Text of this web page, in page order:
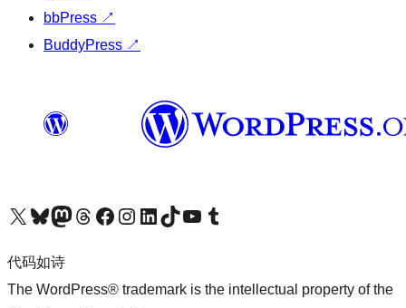
bbPress ↗
BuddyPress ↗
关注我们的 X（原 Twitter）账号访问我们的 Bluesky 账号关注我们的 Mastodon 账号访问我们的 Threads 账号 访问我们的 Facebook 公共主页关注我们的 Instagram 账号 关注我们的 LinkedIn 主页访问我们的 TikTok 账号访问我们的 YouTube 频道 访问我们的 Tumblr 账号
代码如诗
The WordPress® trademark is the intellectual property of the